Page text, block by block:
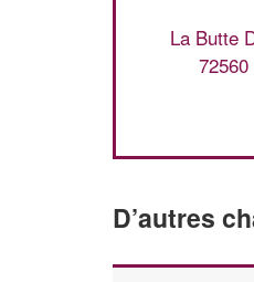
La Butte
D’autres